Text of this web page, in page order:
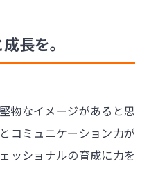
長を。
物なイメージがあると思
コミュニケーション力が
ッショナルの育成に力を